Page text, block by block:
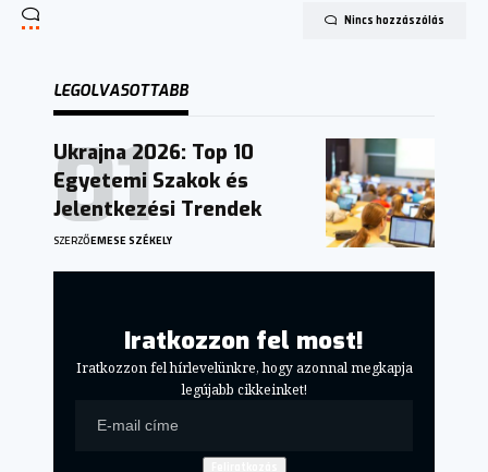
Nincs hozzászólás
LEGOLVASOTTABB
Ukrajna 2026: Top 10
Egyetemi Szakok és
Jelentkezési Trendek
SZERZŐEMESE SZÉKELY
Iratkozzon fel most!
Iratkozzon fel hírlevelünkre, hogy azonnal megkapja
legújabb cikkeinket!